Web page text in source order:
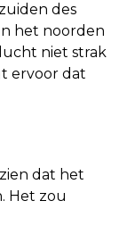
des
het noorden
niet strak
ervoor dat
dat het
Het zou